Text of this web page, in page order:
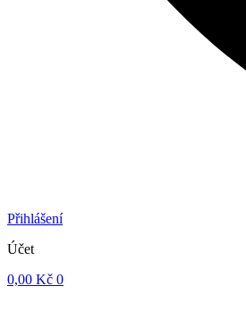
Přihlášení
Účet
0,00 Kč 0